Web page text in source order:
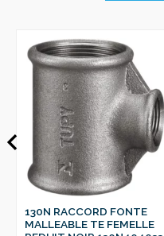
FONTE
FEMELLE
130N
MALLEABLE